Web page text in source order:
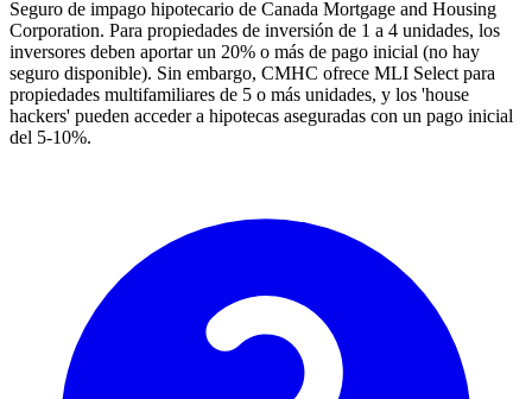
Seguro de impago hipotecario de Canada Mortgage and Housing
Corporation. Para propiedades de inversión de 1 a 4 unidades, los
inversores deben aportar un 20% o más de pago inicial (no hay
seguro disponible). Sin embargo, CMHC ofrece MLI Select para
propiedades multifamiliares de 5 o más unidades, y los 'house
hackers' pueden acceder a hipotecas aseguradas con un pago inicial
del 5-10%.